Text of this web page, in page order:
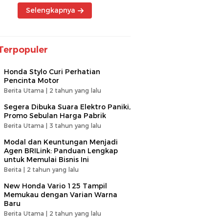
Selengkapnya
Honda Stylo Curi Perhatian
Pencinta Motor
Berita Utama | 2 tahun yang lalu
Segera Dibuka Suara Elektro Paniki,
Promo Sebulan Harga Pabrik
Berita Utama | 3 tahun yang lalu
Modal dan Keuntungan Menjadi
Agen BRILink: Panduan Lengkap
untuk Memulai Bisnis Ini
Berita | 2 tahun yang lalu
New Honda Vario 125 Tampil
Memukau dengan Varian Warna
Baru
Berita Utama | 2 tahun yang lalu